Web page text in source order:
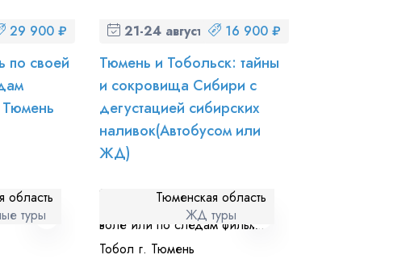
пн)
29 900 ₽
своей
21-24 августа (пт-пн)
16 900 ₽
Тюмень и Тобольск: тайны
и сокровища Сибири с
дегустацией сибирских
наливок(Автобусом или
ЖД)
область
туры
Тюменская область
ЖД туры